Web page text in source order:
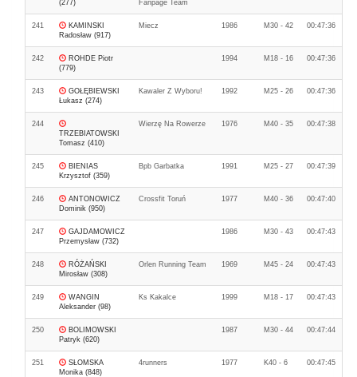
(277) Fanpage Team
241
KAMINSKI
Radosław (917)
Miecz 1986 M30 - 42 00:47:36
242
ROHDE Piotr
(779)
1994 M18 - 16 00:47:36
243
GOŁĘBIEWSKI
Łukasz (274)
Kawaler Z Wyboru! 1992 M25 - 26 00:47:36
244
TRZEBIATOWSKI
Tomasz (410)
Wierzę Na Rowerze 1976 M40 - 35 00:47:38
245
BIENIAS
Krzysztof (359)
Bpb Garbatka 1991 M25 - 27 00:47:39
246
ANTONOWICZ
Dominik (950)
Crossfit Toruń 1977 M40 - 36 00:47:40
247
GAJDAMOWICZ
Przemysław (732)
1986 M30 - 43 00:47:43
248
RÓŻAŃSKI
Mirosław (308)
Orlen Running Team 1969 M45 - 24 00:47:43
249
WANGIN
Aleksander (98)
Ks Kakalce 1999 M18 - 17 00:47:43
250
BOLIMOWSKI
Patryk (620)
1987 M30 - 44 00:47:44
251
SŁOMSKA
Monika (848)
4runners 1977 K40 - 6 00:47:45